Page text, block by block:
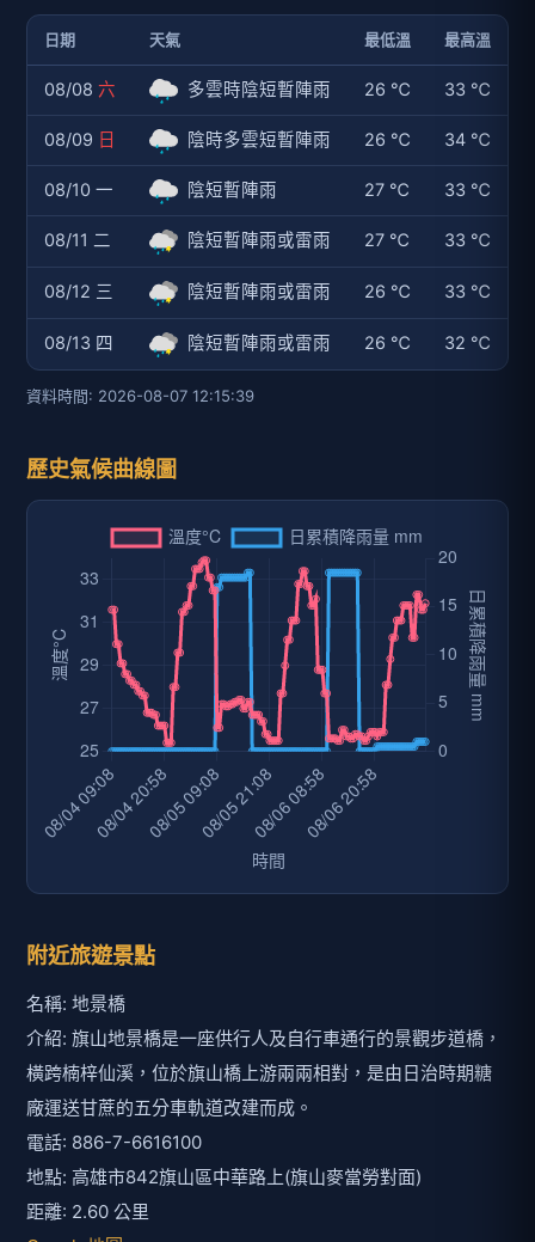
日期 天氣 最低溫 最高溫
08/08 六 多雲時陰短暫陣雨 26 ℃ 33 ℃
08/09 日 陰時多雲短暫陣雨 26 ℃ 34 ℃
08/10 一 陰短暫陣雨 27 ℃ 33 ℃
08/11 二 陰短暫陣雨或雷雨 27 ℃ 33 ℃
08/12 三 陰短暫陣雨或雷雨 26 ℃ 33 ℃
08/13 四 陰短暫陣雨或雷雨 26 ℃ 32 ℃
資料時間: 2026-08-07 12:15:39
歷史氣候曲線圖
附近旅遊景點
名稱: 地景橋
介紹: 旗山地景橋是一座供行人及自行車通行的景觀步道橋，
橫跨楠梓仙溪，位於旗山橋上游兩兩相對，是由日治時期糖
廠運送甘蔗的五分車軌道改建而成。
電話: 886-7-6616100
地點: 高雄市842旗山區中華路上(旗山麥當勞對面)
距離: 2.60 公里